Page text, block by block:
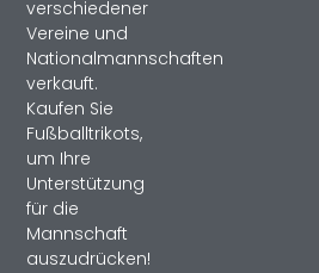
verschiedener
Vereine und
Nationalmannschaften
verkauft.
Kaufen Sie
Fußballtrikots,
um Ihre
Unterstützung
für die
Mannschaft
auszudrücken!